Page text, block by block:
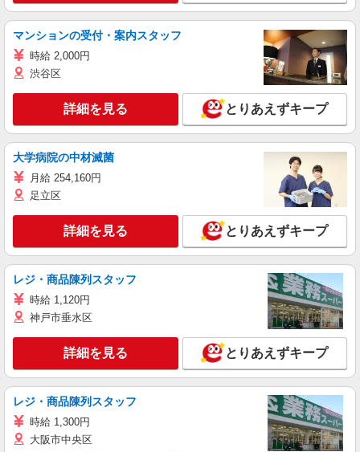
マンションの受付・案内スタッフ
時給 2,000円
渋谷区
詳細を見る とりあえずキープ
大学病院の中材滅菌
月給 254,160円
足立区
詳細を見る とりあえずキープ
レジ・商品陳列スタッフ
時給 1,120円
神戸市垂水区
詳細を見る とりあえずキープ
レジ・商品陳列スタッフ
時給 1,300円
大阪市中央区